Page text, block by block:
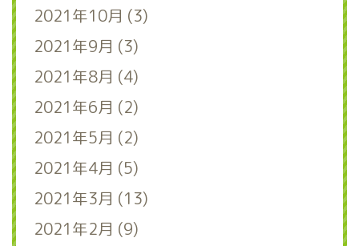
2021年10月 (3)
2021年9月 (3)
2021年8月 (4)
2021年6月 (2)
2021年5月 (2)
2021年4月 (5)
2021年3月 (13)
2021年2月 (9)